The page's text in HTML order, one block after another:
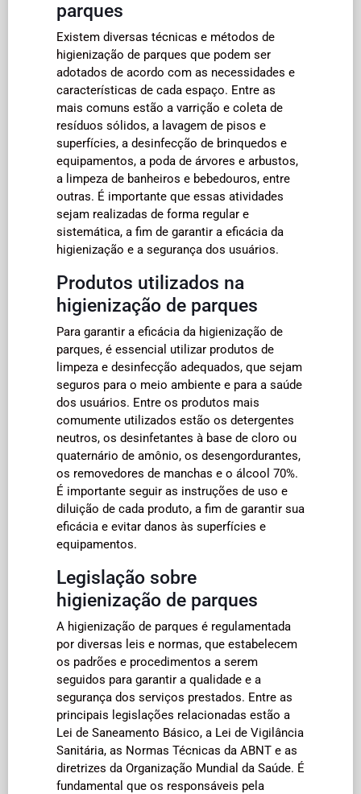
parques
Existem diversas técnicas e métodos de
higienização de parques que podem ser
adotados de acordo com as necessidades e
características de cada espaço. Entre as
mais comuns estão a varrição e coleta de
resíduos sólidos, a lavagem de pisos e
superfícies, a desinfecção de brinquedos e
equipamentos, a poda de árvores e arbustos,
a limpeza de banheiros e bebedouros, entre
outras. É importante que essas atividades
sejam realizadas de forma regular e
sistemática, a fim de garantir a eficácia da
higienização e a segurança dos usuários.
Produtos utilizados na
higienização de parques
Para garantir a eficácia da higienização de
parques, é essencial utilizar produtos de
limpeza e desinfecção adequados, que sejam
seguros para o meio ambiente e para a saúde
dos usuários. Entre os produtos mais
comumente utilizados estão os detergentes
neutros, os desinfetantes à base de cloro ou
quaternário de amônio, os desengordurantes,
os removedores de manchas e o álcool 70%.
É importante seguir as instruções de uso e
diluição de cada produto, a fim de garantir sua
eficácia e evitar danos às superfícies e
equipamentos.
Legislação sobre
higienização de parques
A higienização de parques é regulamentada
por diversas leis e normas, que estabelecem
os padrões e procedimentos a serem
seguidos para garantir a qualidade e a
segurança dos serviços prestados. Entre as
principais legislações relacionadas estão a
Lei de Saneamento Básico, a Lei de Vigilância
Sanitária, as Normas Técnicas da ABNT e as
diretrizes da Organização Mundial da Saúde. É
fundamental que os responsáveis pela